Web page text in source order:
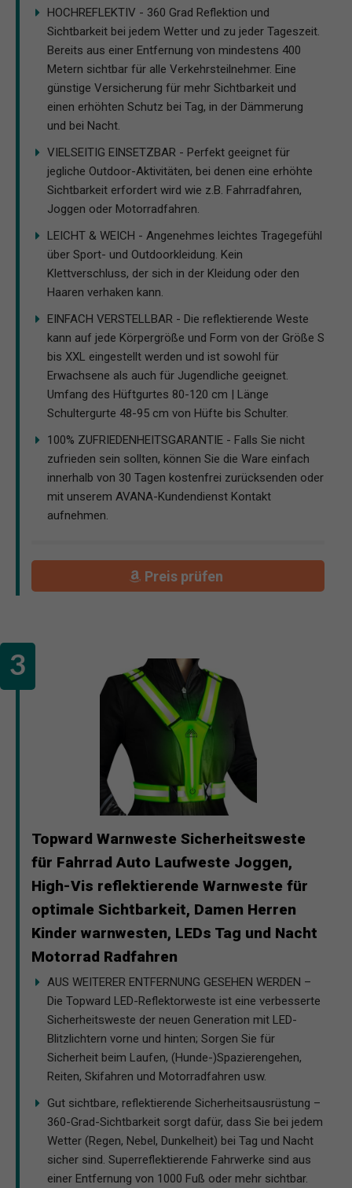
HOCHREFLEKTIV - 360 Grad Reflektion und
Sichtbarkeit bei jedem Wetter und zu jeder Tageszeit.
Bereits aus einer Entfernung von mindestens 400
Metern sichtbar für alle Verkehrsteilnehmer. Eine
günstige Versicherung für mehr Sichtbarkeit und
einen erhöhten Schutz bei Tag, in der Dämmerung
und bei Nacht.
VIELSEITIG EINSETZBAR - Perfekt geeignet für
jegliche Outdoor-Aktivitäten, bei denen eine erhöhte
Sichtbarkeit erfordert wird wie z.B. Fahrradfahren,
Joggen oder Motorradfahren.
LEICHT & WEICH - Angenehmes leichtes Tragegefühl
über Sport- und Outdoorkleidung. Kein
Klettverschluss, der sich in der Kleidung oder den
Haaren verhaken kann.
EINFACH VERSTELLBAR - Die reflektierende Weste
kann auf jede Körpergröße und Form von der Größe S
bis XXL eingestellt werden und ist sowohl für
Erwachsene als auch für Jugendliche geeignet.
Umfang des Hüftgurtes 80-120 cm | Länge
Schultergurte 48-95 cm von Hüfte bis Schulter.
100% ZUFRIEDENHEITSGARANTIE - Falls Sie nicht
zufrieden sein sollten, können Sie die Ware einfach
innerhalb von 30 Tagen kostenfrei zurücksenden oder
mit unserem AVANA-Kundendienst Kontakt
aufnehmen.
Preis prüfen
Topward Warnweste Sicherheitsweste
für Fahrrad Auto Laufweste Joggen,
High-Vis reflektierende Warnweste für
optimale Sichtbarkeit, Damen Herren
Kinder warnwesten, LEDs Tag und Nacht
Motorrad Radfahren
AUS WEITERER ENTFERNUNG GESEHEN WERDEN –
Die Topward LED-Reflektorweste ist eine verbesserte
Sicherheitsweste der neuen Generation mit LED-
Blitzlichtern vorne und hinten; Sorgen Sie für
Sicherheit beim Laufen, (Hunde-)Spazierengehen,
Reiten, Skifahren und Motorradfahren usw.
Gut sichtbare, reflektierende Sicherheitsausrüstung –
360-Grad-Sichtbarkeit sorgt dafür, dass Sie bei jedem
Wetter (Regen, Nebel, Dunkelheit) bei Tag und Nacht
sicher sind. Superreflektierende Fahrwerke sind aus
einer Entfernung von 1000 Fuß oder mehr sichtbar.